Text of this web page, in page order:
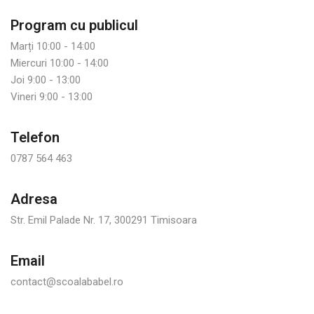
Program cu publicul
Marți 10:00 - 14:00
Miercuri 10:00 - 14:00
Joi 9:00 - 13:00
Vineri 9:00 - 13:00
Telefon
0787 564 463
Adresa
Str. Emil Palade Nr. 17, 300291 Timisoara
Email
contact@scoalababel.ro